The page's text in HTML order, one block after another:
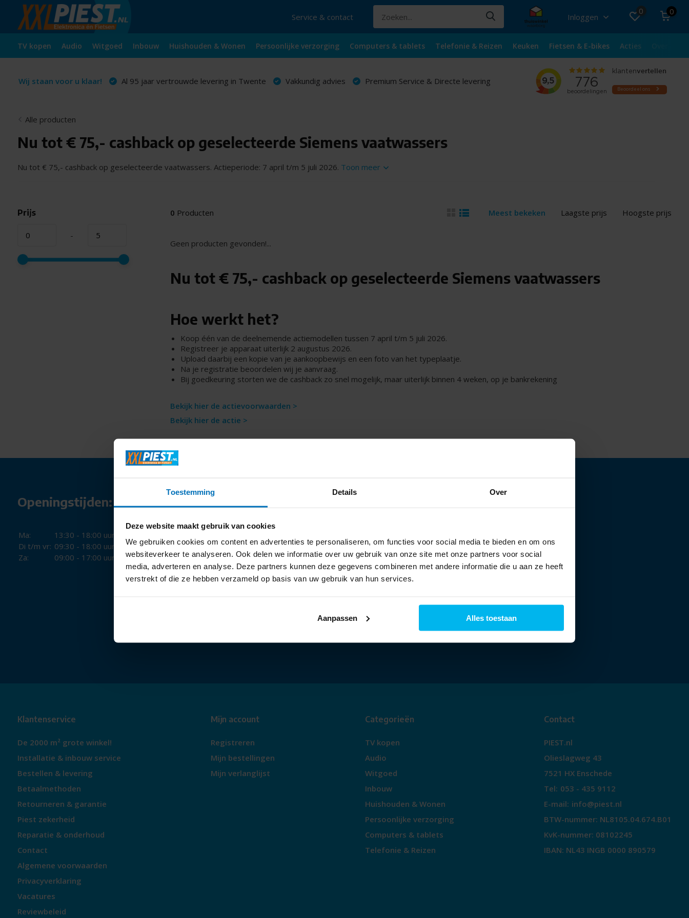
Toestemming Details Over
Deze website maakt gebruik van cookies
We gebruiken cookies om content en advertenties te personaliseren, om functies voor social media te bieden en om ons
websiteverkeer te analyseren. Ook delen we informatie over uw gebruik van onze site met onze partners voor social
media, adverteren en analyse. Deze partners kunnen deze gegevens combineren met andere informatie die u aan ze heeft
verstrekt of die ze hebben verzameld op basis van uw gebruik van hun services.
Aanpassen Alles toestaan
Service & contact Inloggen
0 0
TV kopen Audio Witgoed Inbouw Huishouden & Wonen Persoonlijke verzorging Computers & tablets Telefonie & Reizen Keuken Fietsen & E-bikes Acties
Wij staan voor u klaar! Al 95 jaar vertrouwde levering in Twente Vakkundig advies Premium Service & Directe levering
Alle producten
Nu tot € 75,- cashback op geselecteerde Siemens vaatwassers
Nu tot € 75,- cashback op geselecteerde vaatwassers. Actieperiode: 7 april t/m 5 juli 2026. Toon meer
Prijs
-
0 Producten Meest bekeken Laagste prijs Hoogste prijs
Geen producten gevonden!...
Nu tot € 75,- cashback op geselecteerde Siemens vaatwassers
Hoe werkt het?
Koop één van de deelnemende actiemodellen tussen 7 april t/m 5 juli 2026.
Registreer je apparaat uiterlijk 2 augustus 2026.
Upload daarbij een kopie van je aankoopbewijs en een foto van het typeplaatje.
Na je registratie beoordelen wij je aanvraag.
Bij goedkeuring storten we de cashback zo snel mogelijk, maar uiterlijk binnen 4 weken, op je bankrekening
Bekijk hier de actievoorwaarden >
Bekijk hier de actie >
Openingstijden:
Ma:
13:30 - 18:00 uur
Di t/m vr: 09:30 - 18:00 uur
Za:
09:00 - 17:00 uur
Kom voor persoonlijk
053 - 435 9112
Mail:info@piest.nl
Heeft u een vraag? Bel, mail of app
Klantenservice
De 2000 m² grote winkel!
Installatie & inbouw service
Bestellen & levering
Betaalmethoden
Retourneren & garantie
Piest zekerheid
Reparatie & onderhoud
Contact
Algemene voorwaarden
Privacyverklaring
Vacatures
Reviewbeleid
Mijn account
Registreren
Mijn bestellingen
Mijn verlanglijst
Categorieën
TV kopen
Audio
Witgoed
Inbouw
Huishouden & Wonen
Persoonlijke verzorging
Computers & tablets
Telefonie & Reizen
Contact
PIEST.nl
Olieslagweg 43
7521 HX Enschede
Tel: 053 - 435 9112
E-mail: info@piest.nl
BTW-nummer: NL8105.04.674.B01
KvK-nummer: 08102245
IBAN: NL43 INGB 0000 890579